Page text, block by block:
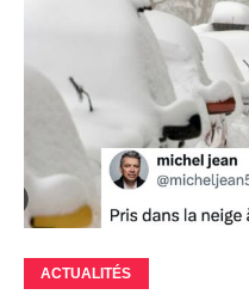
ACTUALITÉS